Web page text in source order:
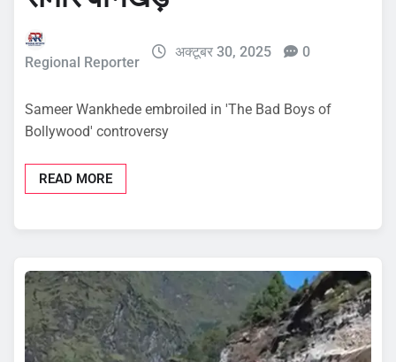
Regional Reporter
अक्टूबर 30, 2025 0
Sameer Wankhede embroiled in 'The Bad Boys of
Bollywood' controversy
READ MORE